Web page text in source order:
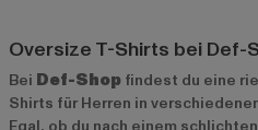
Oversize T-Shirts bei Def-
Bei Def-Shop findest du eine
Shirts für Herren in